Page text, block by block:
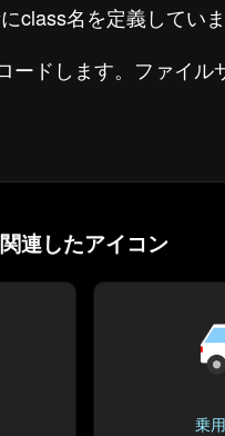
名を定義してい
ドします。ファイル
関連したアイコン
乗